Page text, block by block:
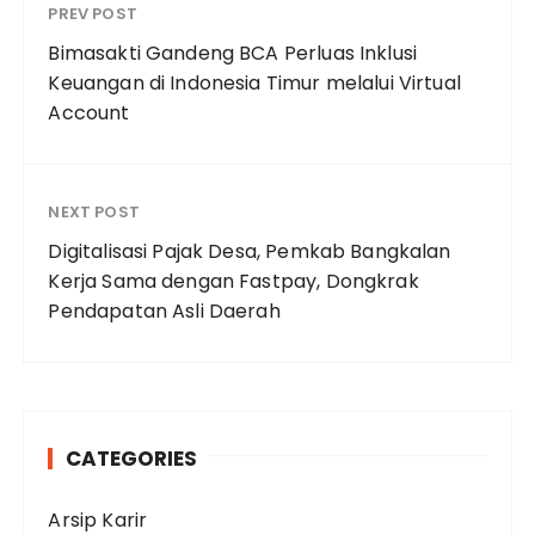
PREV POST
Bimasakti Gandeng BCA Perluas Inklusi
Keuangan di Indonesia Timur melalui Virtual
Account
NEXT POST
Digitalisasi Pajak Desa, Pemkab Bangkalan
Kerja Sama dengan Fastpay, Dongkrak
Pendapatan Asli Daerah
CATEGORIES
Arsip Karir